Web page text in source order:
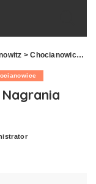
>Chocianowice >